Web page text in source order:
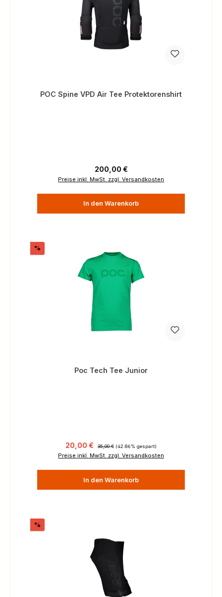
POC Spine VPD Air Tee Protektorenshirt
Regulärer Preis:
200,00 €
Preise inkl. MwSt. zzgl. Versandkosten
In den Warenkorb
%
Poc Tech Tee Junior
Verkaufspreis:
20,00 € Regulärer Preis:
35,00 € (42.86% gespart)
Preise inkl. MwSt. zzgl. Versandkosten
In den Warenkorb
%